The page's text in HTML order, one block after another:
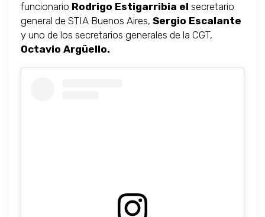
funcionario Rodrigo Estigarribia el secretario
general de STIA Buenos Aires, Sergio Escalante
y uno de los secretarios generales de la CGT,
Octavio Argüello.